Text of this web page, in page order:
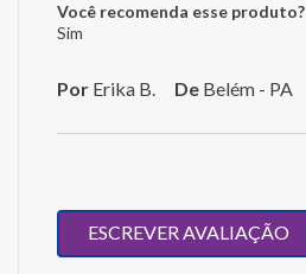
Você recomenda esse produto?
Sim
Por Erika B. De Belém - PA
ESCREVER AVALIAÇÃO